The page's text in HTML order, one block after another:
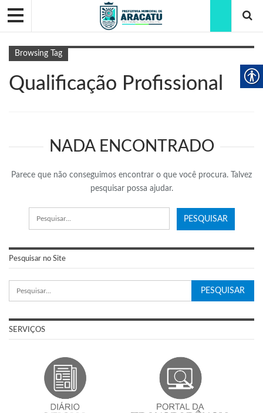
Browsing Tag
Qualificação Profissional
NADA ENCONTRADO
Parece que não conseguimos encontrar o que você procura. Talvez
pesquisar possa ajudar.
Pesquisar no Site
SERVIÇOS